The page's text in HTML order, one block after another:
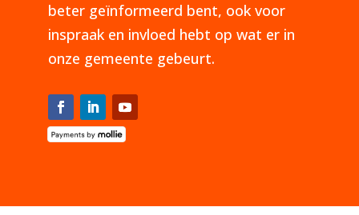
beter geïnformeerd bent, ook voor
inspraak en invloed hebt op wat er in
onze gemeente gebeurt.